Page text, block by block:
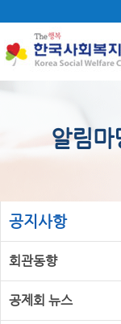
알림마
공지사항
회관동향
공제회 뉴스